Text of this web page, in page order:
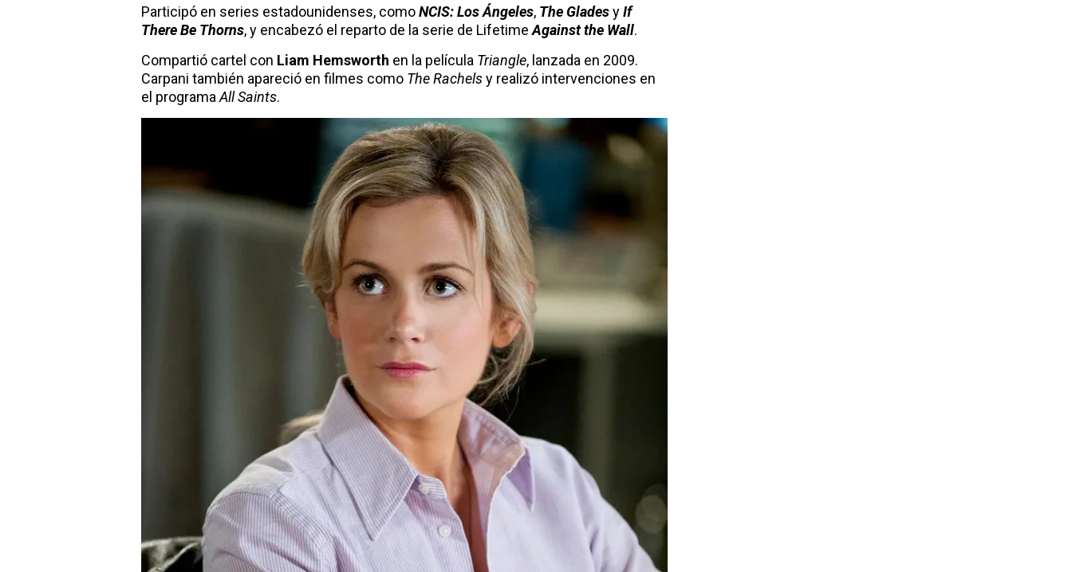
Participó en series estadounidenses, comoNCIS: Los Ángeles, The GladesyIf
There Be Thorns, y encabezó el reparto de la serie de LifetimeAgainst the Wall.
Compartió cartel con Liam Hemsworth en la película Triangle, lanzada en 2009.
Carpani también apareció en filmes como The Rachelsy realizó intervenciones en
el programa All Saints.